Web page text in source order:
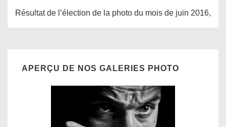
Résultat de l’élection de la photo du mois de juin 2016,
APERÇU DE NOS GALERIES PHOTO